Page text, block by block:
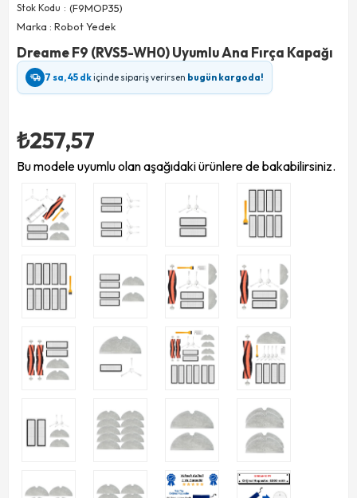
Stok Kodu
(F9MOP35)
Marka : Robot Yedek
Dreame F9 (RVS5-WH0) Uyumlu Ana Fırça Kapağı
7 sa, 45 dkiçinde sipariş verirsen bugün kargoda!
₺257,57
Bu modele uyumlu olan aşağıdaki ürünlere de bakabilirsiniz.